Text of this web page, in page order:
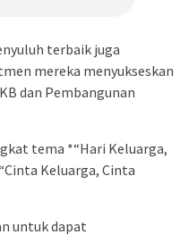
terbaik juga
mereka menyukseskan
dan Pembangunan
tema *“Hari Keluarga,
Keluarga, Cinta
untuk dapat